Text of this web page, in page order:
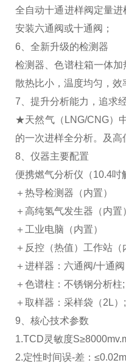
全自动十通进样阀定量
安装六通阀或十通阀；
6、全新升级的检测器
检测器、色谱柱箱一体
散热比小，温度均匀，
7、提升分析能力，追求
★天然气（LNG/CNG）
的一次进样全分析。及
8、仪器主要配置
便携燃气分析仪（10.4吋
＋热导检测器（内置）
＋高纯氢气发生器（内置
＋工业电脑（内置）
＋反控（热值）工作站（
＋进样器：六通阀/十通阀
＋色谱柱：不锈钢分析柱;
＋取样器：采样袋（2L）;
9、核心技术参数
1.TCD灵敏度
2.定性时间误-差：